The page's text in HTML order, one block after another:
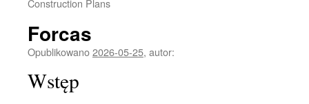
Construction Plans
Forcas
Opublikowano2026-05-25, autor:
Wstęp